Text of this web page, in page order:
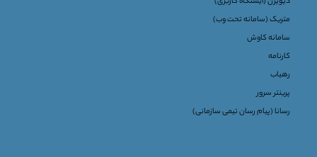
متریک (سامانه تحت وب)
سامانه کاوش
کارنامه
رهیاب
پرینتر سرور
رسانا (پیام رسان تیمی سازمانی)